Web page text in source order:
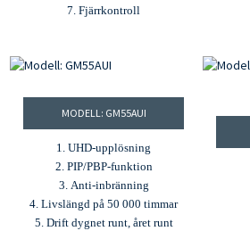
7. Fjärrkontroll
MODELL: GM55AUI
1. UHD-upplösning
2. PIP/PBP-funktion
3. Anti-inbränning
4. Livslängd på 50 000 timmar
5. Drift dygnet runt, året runt